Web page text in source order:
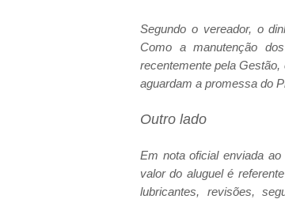
Segundo o vereador, o
Como a manutenção
recentemente pela
aguardam a promessa do
Outro lado
Em nota oficial enviada
valor do aluguel é
lubricantes, revisões,